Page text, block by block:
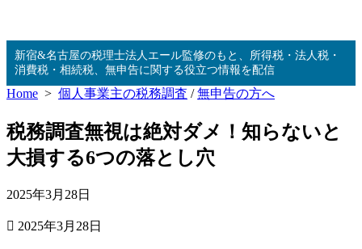
コ
ン
ン
へ
ス
キ
プ
新宿&名古屋の税理士法人エール監修のもと、所得税・法人税・
消費税・相続税、無申告に関する役立つ情報を配信
Home > 個人事業主の税務調査 /無申告の方へ
税務調査無視は絶対ダメ！知らないと
大損する6つの落とし穴
公
日
2025年3月28日
最
2025年3月28日